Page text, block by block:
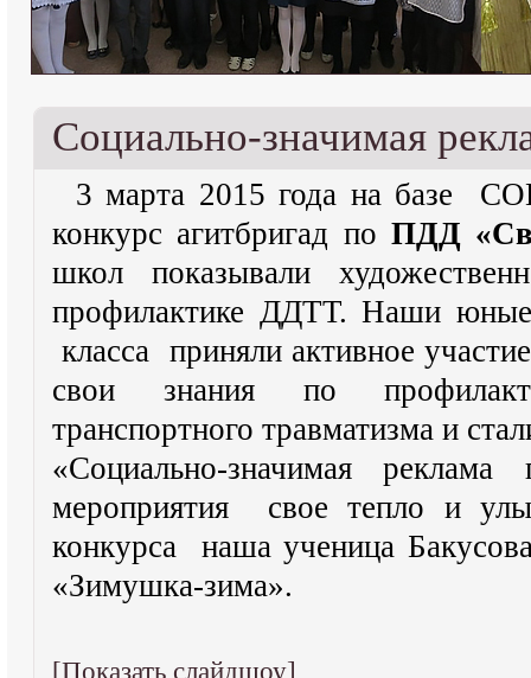
Социально-значимая
3 марта 2015 года на базе
конкурс агитбригад по ПДД
школ показывали
профилактике ДДТТ. Наши
класса приняли активное
свои знания по
транспортного травматизма и
«Социально-значимая
мероприятия свое тепло и
конкурса наша ученица
«Зимушка-зима».
[Показать слайдшоу]